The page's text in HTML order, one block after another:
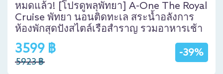
หมดแล้ว! [โปรดูพลุพัทยา] A-One The Royal
Cruise พัทยา นอนติดทะเล สระน้ำอลังการ
ห้องพักสุดปังสไตล์เรือสำราญ รวมอาหารเช้า
-39%
3599 ฿
5923 ฿